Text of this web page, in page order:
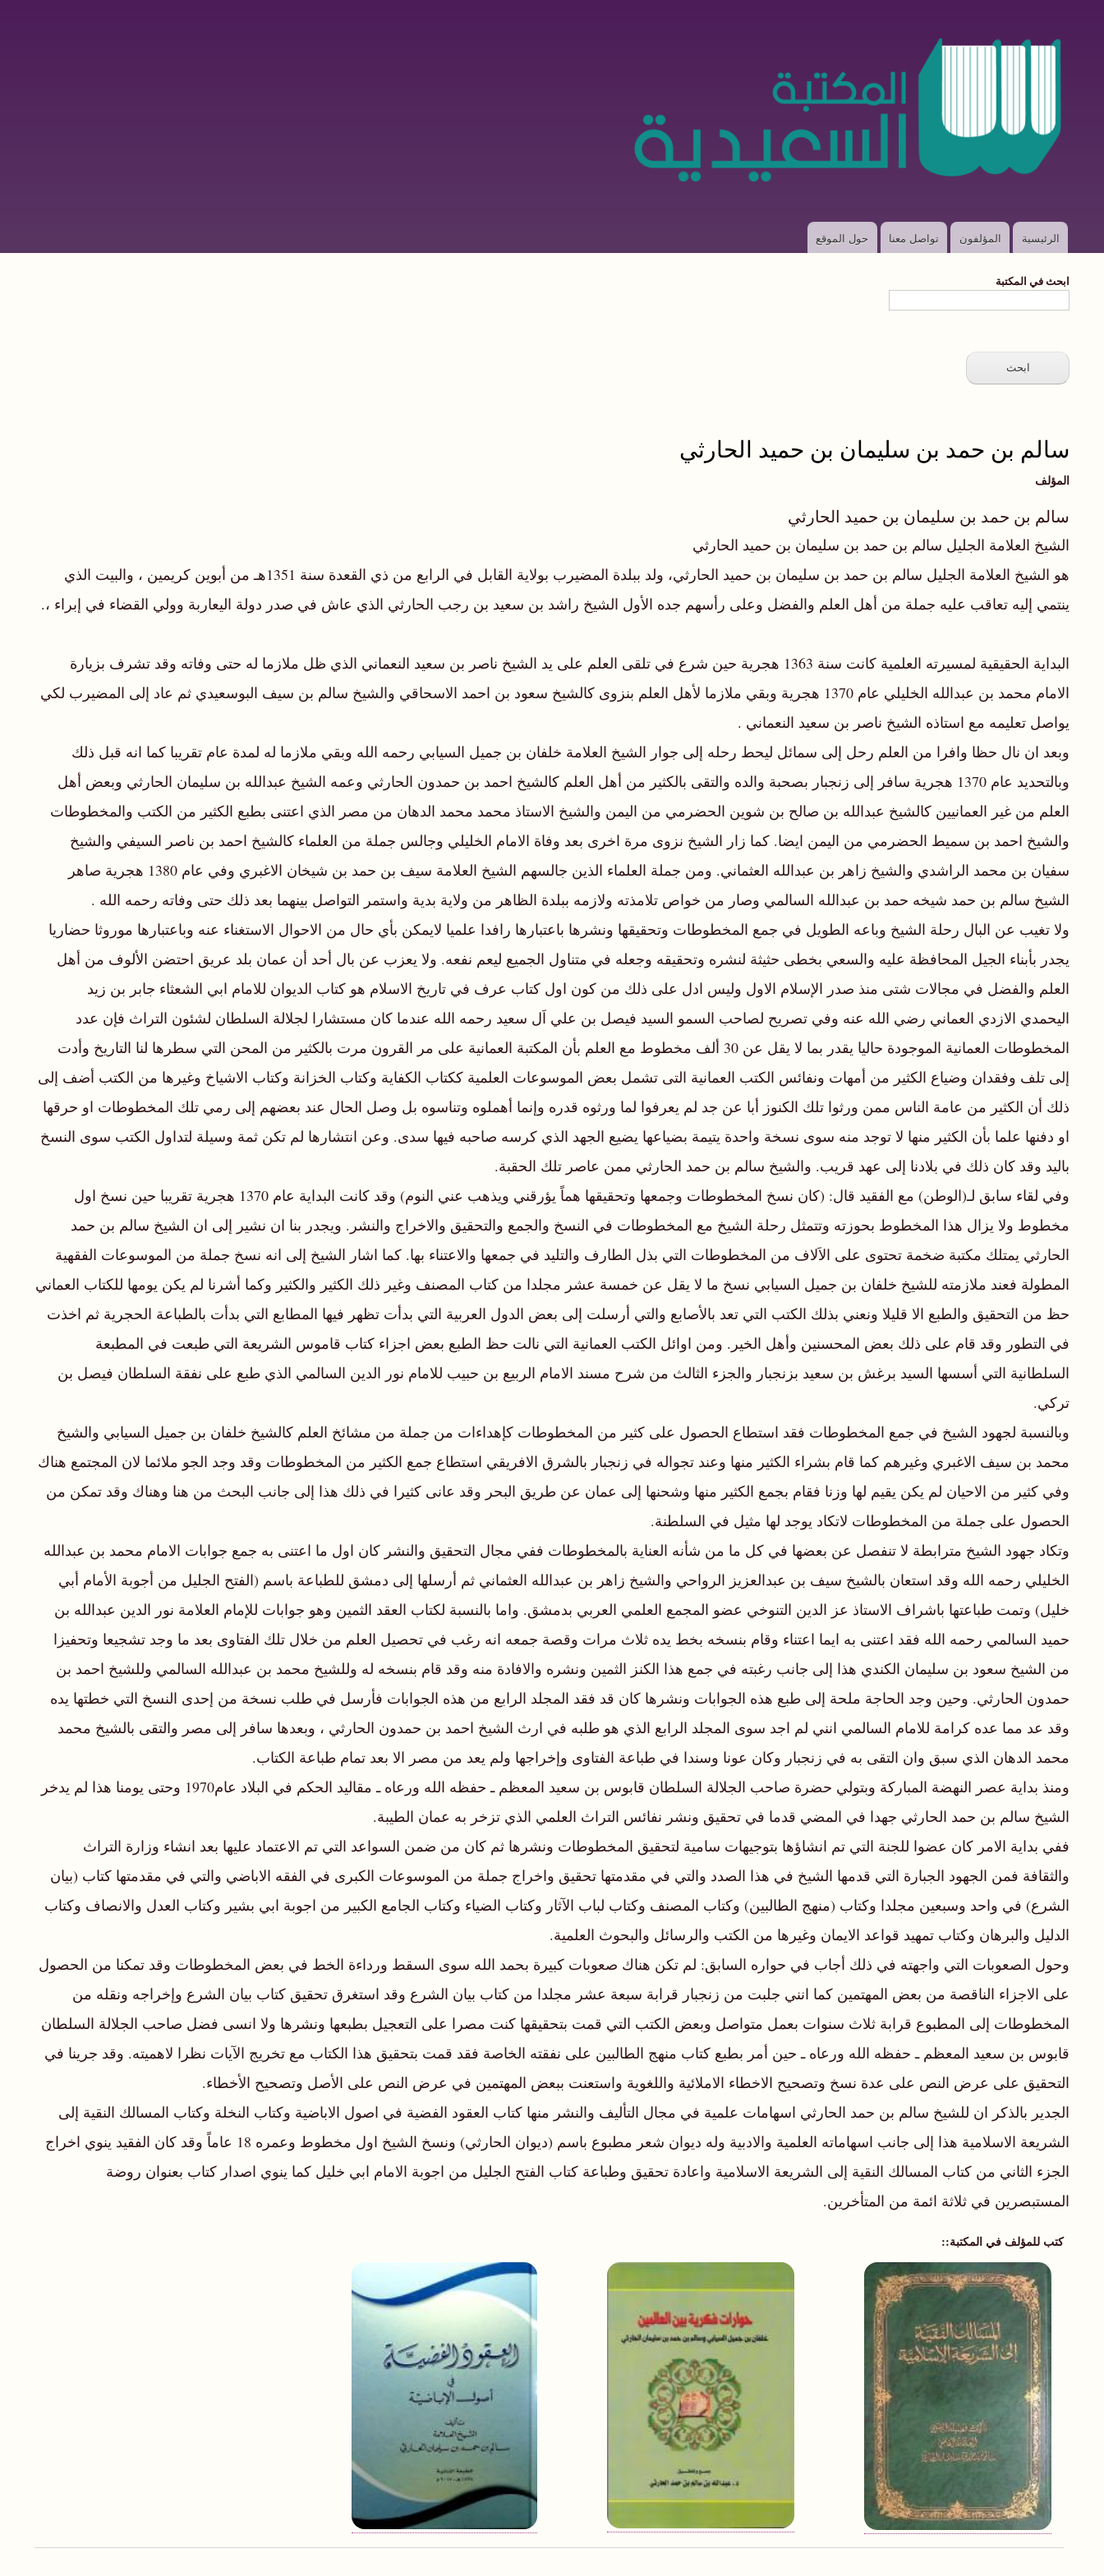
Mainالرئيسية المؤلفون تواصل معنا حول الموقع
ابحث في المكتبة
سالم بن حمد بن سليمان بن حميد الحارثي
المؤلف
سالم بن حمد بن سليمان بن حميد الحارثي
الشيخ العلامة الجليل سالم بن حمد بن سليمان بن حميد الحارثي
هو الشيخ العلامة الجليل سالم بن حمد بن سليمان بن حميد الحارثي، ولد ببلدة المضيرب بولاية القابل في الرابع من ذي القعدة سنة 1351هـ من أبوين كريمين ، والبيت الذي
ينتمي إليه تعاقب عليه جملة من أهل العلم والفضل وعلى ر أسهم جده الأول الشيخ راشد بن سعيد بن رجب الحارثي الذي عاش في صدر دولة اليعاربة وولي القضاء في إبراء ،.
البداية الحقيقية لمسيرته العلمية كانت سنة 1363 هجرية حين شرع في تلقى العلم على يد الشيخ ناصر بن سعيد النعماني الذي ظل ملازما له حتى وفاته وقد تشرف بزيارة
الامام محمد بن عبدالله الخليلي عام 1370 هجرية وبقي ملازما لأهل العلم بنزوى كالشيخ سعود بن احمد الاسحاقي والشيخ سالم بن سيف البوسعيدي ثم عاد إلى المضيرب لكي
يواصل تعليمه مع استاذه الشيخ ناصر بن سعيد النعماني .
وبعد ان نال حظا وافرا من العلم رحل إلى سمائل ليحط رحله إلى جوار الشيخ العلامة خلفان بن جميل السيابي رحمه الله وبقي ملازما له لمدة عام تقريبا كما انه قبل ذلك
وبالتحديد عام 1370 هجرية سافر إلى زنجبار بصحبة والده والتقى بالكثير من أهل العلم كالشيخ احمد بن حمدون الحارثي وعمه الشيخ عبدالله بن سليمان الحارثي وبعض أهل
العلم من غير العمانيين كالشيخ عبدالله بن صالح بن شوين الحضرمي من اليمن والشيخ الاستاذ محمد محمد الدهان من مصر الذي اعتنى بطبع الكثير من الكتب والمخطوطات
والشيخ احمد بن سميط الحضرمي من اليمن ايضا. كما زار الشيخ نزوى مرة اخرى بعد وفاة الامام الخليلي وجالس جملة من العلماء كالشيخ احمد بن ناصر السيفي والشيخ
سفيان بن محمد الراشدي والشيخ زاهر بن عبدالله العثماني. ومن جملة العلماء الذين جالسهم الشيخ العلامة سيف بن حمد بن شيخان الاغبري وفي عام 1380 هجرية صاهر
الشيخ سالم بن حمد شيخه حمد بن عبدالله السالمي وصار من خواص تلامذته ولازمه ببلدة الظاهر من ولاية بدية واستمر التواصل بينهما بعد ذلك حتى وفاته رحمه الله .
ولا تغيب عن البال رحلة الشيخ وباعه الطويل في جمع المخطوطات وتحقيقها ونشرها باعتبارها رافدا علميا لايمكن بأي حال من الاحوال الاستغناء عنه وباعتبارها موروثا حضاريا
يجدر بأبناء الجيل المحافظة عليه والسعي بخطى حثيثة لنشره وتحقيقه وجعله في متناول الجميع ليعم نفعه. ولا يعزب عن بال أحد أن عمان بلد عريق احتضن الألوف من أهل
العلم والفضل في مجالات شتى منذ صدر الإسلام الاول وليس ادل على ذلك من كون اول كتاب عرف في تاريخ الاسلام هو كتاب الديوان للامام ابي الشعثاء جابر بن زيد
اليحمدي الازدي العماني رضي الله عنه وفي تصريح لصاحب السمو السيد فيصل بن علي اَل سعيد رحمه الله عندما كان مستشارا لجلالة السلطان لشئون التراث فإن عدد
المخطوطات العمانية الموجودة حاليا يقدر بما لا يقل عن 30 ألف مخطوط مع العلم بأن المكتبة العمانية على مر القرون مرت بالكثير من المحن التي سطرها لنا التاريخ وأدت
إلى تلف وفقدان وضياع الكثير من أمهات ونفائس الكتب العمانية التى تشمل بعض الموسوعات العلمية ككتاب الكفاية وكتاب الخزانة وكتاب الاشياخ وغيرها من الكتب أضف إلى
ذلك أن الكثير من عامة الناس ممن ورثوا تلك الكنوز أبا عن جد لم يعرفوا لما ورثوه قدره وإنما أهملوه وتناسوه بل وصل الحال عند بعضهم إلى رمي تلك المخطوطات او حرقها
او دفنها علما بأن الكثير منها لا توجد منه سوى نسخة واحدة يتيمة بضياعها يضيع الجهد الذي كرسه صاحبه فيها سدى. وعن انتشارها لم تكن ثمة وسيلة لتداول الكتب سوى النسخ
باليد وقد كان ذلك في بلادنا إلى عهد قريب. والشيخ سالم بن حمد الحارثي ممن عاصر تلك الحقبة.
وفي لقاء سابق لـ(الوطن) مع الفقيد قال: (كان نسخ المخطوطات وجمعها وتحقيقها هماً يؤرقني ويذهب عني النوم) وقد كانت البداية عام 1370 هجرية تقريبا حين نسخ اول
مخطوط ولا يزال هذا المخطوط بحوزته وتتمثل رحلة الشيخ مع المخطوطات في النسخ والجمع والتحقيق والاخراج والنشر. ويجدر بنا ان نشير إلى ان الشيخ سالم بن حمد
الحارثي يمتلك مكتبة ضخمة تحتوى على الاَلاف من المخطوطات التي بذل الطارف والتليد في جمعها والاعتناء بها. كما اشار الشيخ إلى انه نسخ جملة من الموسوعات الفقهية
المطولة فعند ملازمته للشيخ خلفان بن جميل السيابي نسخ ما لا يقل عن خمسة عشر مجلدا من كتاب المصنف وغير ذلك الكثير والكثير وكما أشرنا لم يكن يومها للكتاب العماني
حظ من التحقيق والطبع الا قليلا ونعني بذلك الكتب التي تعد بالأصابع والتي أرسلت إلى بعض الدول العربية التي بدأت تظهر فيها المطابع التي بدأت بالطباعة الحجرية ثم اخذت
في التطور وقد قام على ذلك بعض المحسنين وأهل الخير. ومن اوائل الكتب العمانية التي نالت حظ الطبع بعض اجزاء كتاب قاموس الشريعة التي طبعت في المطبعة
السلطانية التي أسسها السيد برغش بن سعيد بزنجبار والجزء الثالث من شرح مسند الامام الربيع بن حبيب للامام نور الدين السالمي الذي طبع على نفقة السلطان فيصل بن
تركي.
وبالنسبة لجهود الشيخ في جمع المخطوطات فقد استطاع الحصول على كثير من المخطوطات كإهداءات من جملة من مشائخ العلم كالشيخ خلفان بن جميل السيابي والشيخ
محمد بن سيف الاغبري وغيرهم كما قام بشراء الكثير منها وعند تجواله في زنجبار بالشرق الافريقي استطاع جمع الكثير من المخطوطات وقد وجد الجو ملائما لان المجتمع هناك
وفي كثير من الاحيان لم يكن يقيم لها وزنا فقام بجمع الكثير منها وشحنها إلى عمان عن طريق البحر وقد عانى كثيرا في ذلك هذا إلى جانب البحث من هنا وهناك وقد تمكن من
الحصول على جملة من المخطوطات لاتكاد يوجد لها مثيل في السلطنة.
وتكاد جهود الشيخ مترابطة لا تنفصل عن بعضها في كل ما من شأنه العناية بالمخطوطات ففي مجال التحقيق والنشر كان اول ما اعتنى به جمع جوابات الامام محمد بن عبدالله
الخليلي رحمه الله وقد استعان بالشيخ سيف بن عبدالعزيز الرواحي والشيخ زاهر بن عبدالله العثماني ثم أرسلها إلى دمشق للطباعة باسم (الفتح الجليل من أجوبة الأمام أبي
خليل) وتمت طباعتها باشراف الاستاذ عز الدين التنوخي عضو المجمع العلمي العربي بدمشق. واما بالنسبة لكتاب العقد الثمين وهو جوابات للإمام العلامة نور الدين عبدالله بن
حميد السالمي رحمه الله فقد اعتنى به ايما اعتناء وقام بنسخه بخط يده ثلاث مرات وقصة جمعه انه رغب في تحصيل العلم من خلال تلك الفتاوى بعد ما وجد تشجيعا وتحفيزا
من الشيخ سعود بن سليمان الكندي هذا إلى جانب رغبته في جمع هذا الكنز الثمين ونشره والافادة منه وقد قام بنسخه له وللشيخ محمد بن عبدالله السالمي وللشيخ احمد بن
حمدون الحارثي. وحين وجد الحاجة ملحة إلى طبع هذه الجوابات ونشرها كان قد فقد المجلد الرابع من هذه الجوابات فأرسل في طلب نسخة من إحدى النسخ التي خطتها يده
وقد عد مما عده كرامة للامام السالمي انني لم اجد سوى المجلد الرابع الذي هو طلبه في ارث الشيخ احمد بن حمدون الحارثي ، وبعدها سافر إلى مصر والتقى بالشيخ محمد
محمد الدهان الذي سبق وان التقى به في زنجبار وكان عونا وسندا في طباعة الفتاوى وإخراجها ولم يعد من مصر الا بعد تمام طباعة الكتاب.
ومنذ بداية عصر النهضة المباركة وبتولي حضرة صاحب الجلالة السلطان قابوس بن سعيد المعظم ـ حفظه الله ورعاه ـ مقاليد الحكم في البلاد عام1970 وحتى يومنا هذا لم يدخر
الشيخ سالم بن حمد الحارثي جهدا في المضي قدما في تحقيق ونشر نفائس التراث العلمي الذي تزخر به عمان الطيبة.
ففي بداية الامر كان عضوا للجنة التي تم انشاؤها بتوجيهات سامية لتحقيق المخطوطات ونشرها ثم كان من ضمن السواعد التي تم الاعتماد عليها بعد انشاء وزارة التراث
والثقافة فمن الجهود الجبارة التي قدمها الشيخ في هذا الصدد والتي في مقدمتها تحقيق واخراج جملة من الموسوعات الكبرى في الفقه الاباضي والتي في مقدمتها كتاب (بيان
الشرع) في واحد وسبعين مجلدا وكتاب (منهج الطالبين) وكتاب المصنف وكتاب لباب الآثار وكتاب الضياء وكتاب الجامع الكبير من اجوبة ابي بشير وكتاب العدل والانصاف وكتاب
الدليل والبرهان وكتاب تمهيد قواعد الايمان وغيرها من الكتب والرسائل والبحوث العلمية.
وحول الصعوبات التي واجهته في ذلك أجاب في حواره السابق: لم تكن هناك صعوبات كبيرة بحمد الله سوى السقط ورداءة الخط في بعض المخطوطات وقد تمكنا من الحصول
على الاجزاء الناقصة من بعض المهتمين كما انني جلبت من زنجبار قرابة سبعة عشر مجلدا من كتاب بيان الشرع وقد استغرق تحقيق كتاب بيان الشرع وإخراجه ونقله من
المخطوطات إلى المطبوع قرابة ثلاث سنوات بعمل متواصل وبعض الكتب التي قمت بتحقيقها كنت مصرا على التعجيل بطبعها ونشرها ولا انسى فضل صاحب الجلالة السلطان
قابوس بن سعيد المعظم ـ حفظه الله ورعاه ـ حين أمر بطبع كتاب منهج الطالبين على نفقته الخاصة فقد قمت بتحقيق هذا الكتاب مع تخريج الآيات نظرا لاهميته. وقد جرينا في
التحقيق على عرض النص على عدة نسخ وتصحيح الاخطاء الاملائية واللغوية واستعنت ببعض المهتمين في عرض النص على الأصل وتصحيح الأخطاء.
الجدير بالذكر ان للشيخ سالم بن حمد الحارثي اسهامات علمية في مجال التأليف والنشر منها كتاب العقود الفضية في اصول الاباضية وكتاب النخلة وكتاب المسالك النقية إلى
الشريعة الاسلامية هذا إلى جانب اسهاماته العلمية والادبية وله ديوان شعر مطبوع باسم (ديوان الحارثي) ونسخ الشيخ اول مخطوط وعمره 18 عاماً وقد كان الفقيد ينوي اخراج
الجزء الثاني من كتاب المسالك النقية إلى الشريعة الاسلامية واعادة تحقيق وطباعة كتاب الفتح الجليل من اجوبة الامام ابي خليل كما ينوي اصدار كتاب بعنوان روضة
المستبصرين في ثلاثة ائمة من المتأخرين.
كتب للمؤلف في المكتبة: